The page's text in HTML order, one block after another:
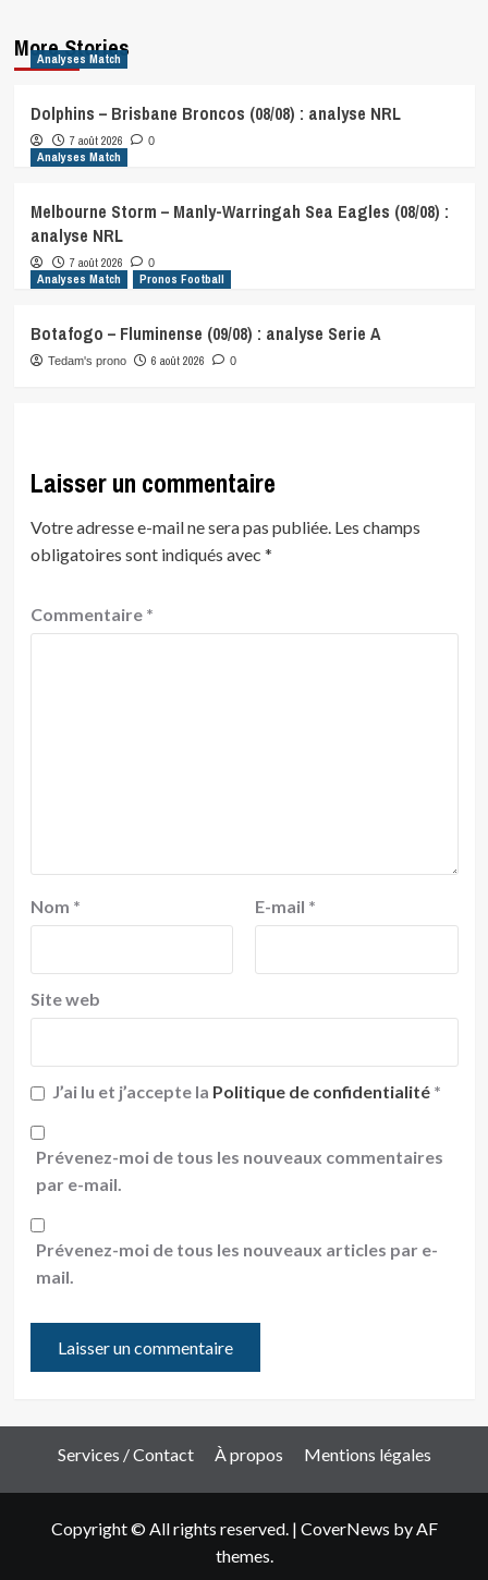
More Stories
Analyses Match
Dolphins – Brisbane Broncos (08/08) : analyse NRL
7 août 2026 0
Analyses Match
Melbourne Storm – Manly-Warringah Sea Eagles (08/08) :
analyse NRL
7 août 2026 0
Analyses Match Pronos Football
Botafogo – Fluminense (09/08) : analyse Serie A
Tedam's prono 6 août 2026 0
Laisser un commentaire
Votre adresse e-mail ne sera pas publiée. Les champs
obligatoires sont indiqués avec *
Commentaire *
Nom * E-mail *
Site web
J’ai lu et j’accepte la Politique de confidentialité *
Prévenez-moi de tous les nouveaux commentaires
par e-mail.
Prévenez-moi de tous les nouveaux articles par e-
mail.
Services / Contact À propos Mentions légales
Copyright © All rights reserved. | CoverNews by AF
themes.